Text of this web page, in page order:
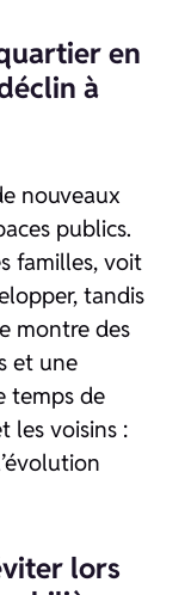
en
à
nouveaux
publics.
familles, voit
tandis
montre des
et une
temps de
les voisins :
lors